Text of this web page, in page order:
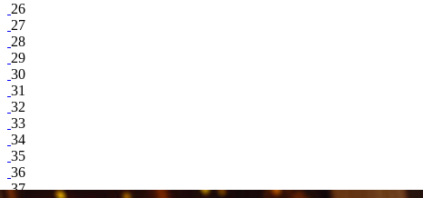
26
27
28
29
30
31
32
33
34
35
36
37